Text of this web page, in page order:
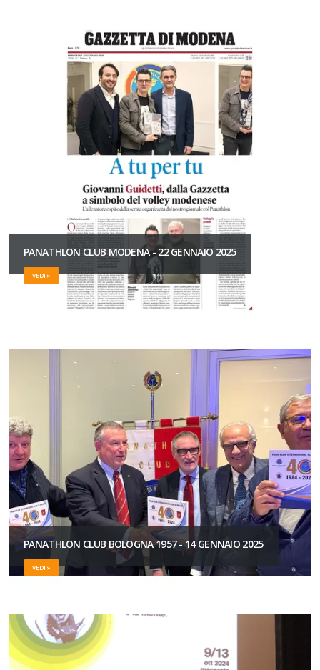
PANATHLON CLUB MODENA - 22 GENNAIO 2025
VEDI »
PANATHLON CLUB BOLOGNA 1957 - 14 GENNAIO 2025
VEDI »